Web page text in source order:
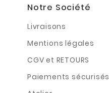
Notre Société
Livraisons
Mentions légales
CGV et RETOURS
Paiements sécurisés